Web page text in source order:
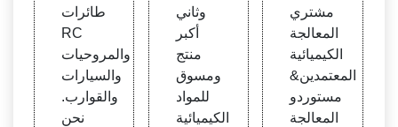
طائرات
RC
والمروحيات
والسيارات
والقوارب.
نحن
وثاني
أكبر
منتج
ومسوق
للمواد
الكيميائية
مشتري
المعالجة
الكيميائية
المعتمدين&
مستوردو
المعالجة